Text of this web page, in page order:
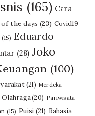
(165) Cara
the days (23) Covid19
(15) Eduardo
(28) Joko
(100)
(21) Merdeka
Olahraga(20) Pariwisata
(15) Puisi (21) Rahasia